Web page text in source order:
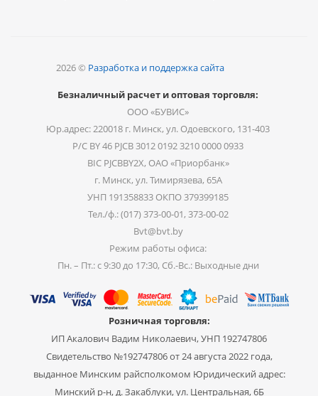
2026 © Разработка и поддержка сайта
Безналичный расчет и оптовая торговля:
ООО «БУВИС»
Юр.адрес: 220018 г. Минск, ул. Одоевского, 131-403
Р/С BY 46 PJCB 3012 0192 3210 0000 0933
BIC PJCBBY2X, ОАО «Приорбанк»
г. Минск, ул. Тимирязева, 65А
УНП 191358833 ОКПО 379399185
Тел./ф.: (017) 373-00-01, 373-00-02
Bvt@bvt.by
Режим работы офиса:
Пн. – Пт.: с 9:30 до 17:30, Сб.-Вс.: Выходные дни
Розничная торговля:
ИП Акалович Вадим Николаевич, УНП 192747806
Свидетельство №192747806 от 24 августа 2022 года,
выданное Минским райсполкомом Юридический адрес:
Минский р-н, д. Закаблуки, ул. Центральная, 6Б